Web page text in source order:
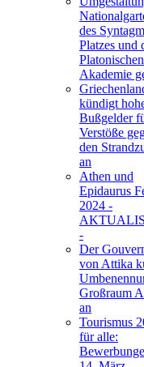
des
Platzes und
Platonischen
Akademie
kündigt
Bußgelder
Verstöße
den
an
Athen und
Epidaurus
2024 -
-
Der
von Attika
Großraum
an
Tourismus
für alle: